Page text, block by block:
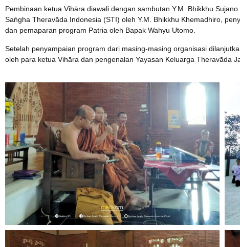
Pembinaan ketua Vihāra diawali dengan sambutan Y.M. Bhikkhu
Saṅgha Theravāda Indonesia (STI) oleh Y.M. Bhikkhu Khemadhiro,
dan pemaparan program Patria oleh Bapak Wahyu Utomo.
Setelah penyampaian program dari masing-masing organisasi
oleh para ketua Vihāra dan pengenalan Yayasan Keluarga Theravāda